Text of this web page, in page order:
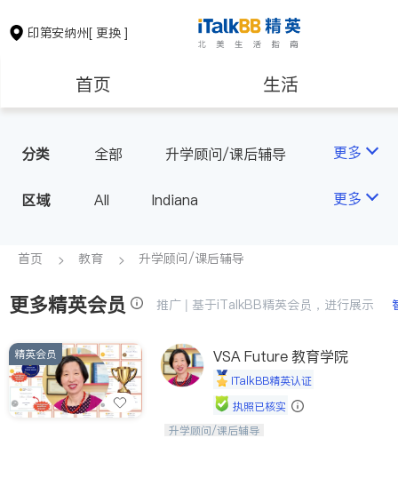
印第安纳州[ 更换 ]
首页 生活
房地产租售
建筑装修
养老 非盈利组织
分类 全部 升学顾问/课后辅导 更多
区域 All Indiana 更多
首页 教育 升学顾问/课后辅导
更多精英会员 推广 | 基于iTalkBB精英会员，进行展示
精英会员 VSA Future 教育学院
iTalkBB精英认证
执照已核实
孩子美好的未来始于早期能力的培养，
升学顾问/课后辅导